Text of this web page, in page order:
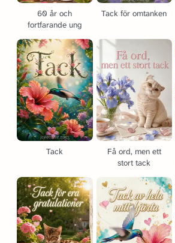
60 år och
fortfarande ung
Tack för omtanken
Tack
Få ord, men ett
stort tack